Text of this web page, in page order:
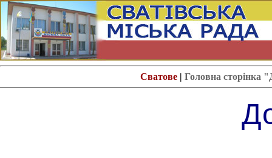
Сватове| Головна сторінка